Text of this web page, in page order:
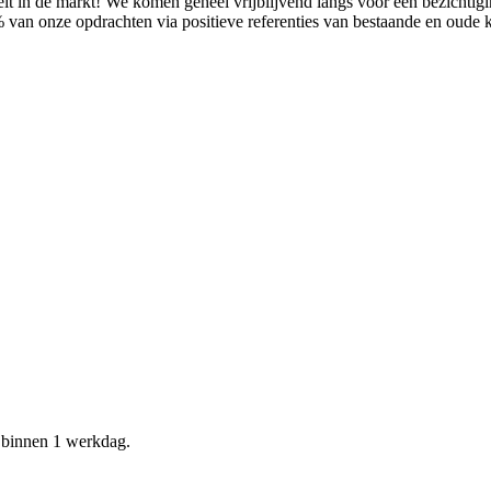
onze opdrachten via positieve referenties van bestaande en
1 werkdag.